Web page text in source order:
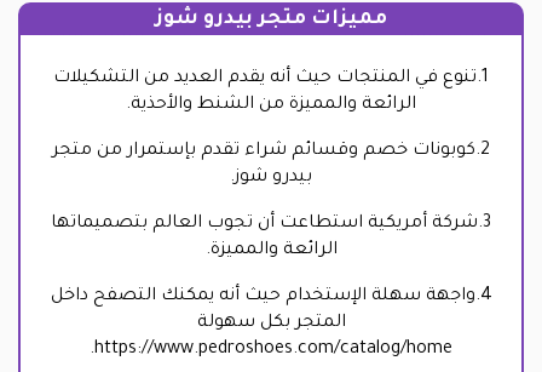
مميزات متجر بيدرو شوز
1.تنوع في المنتجات حيث أنه يقدم العديد من التشكيلات
الرائعة والمميزة من الشنط والأحذية.
2.كوبونات خصم وقسائم شراء تقدم بإستمرار من متجر
بيدرو شوز.
3.شركة أمريكية استطاعت أن تجوب العالم بتصميماتها
الرائعة والمميزة.
4.واجهة سهلة الإستخدام حيث أنه يمكنك التصفح داخل
المتجر بكل سهولة
https://www.pedroshoes.com/catalog/home.